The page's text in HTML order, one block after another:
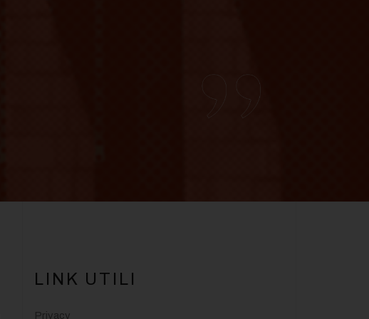
LINK UTILI
Privacy